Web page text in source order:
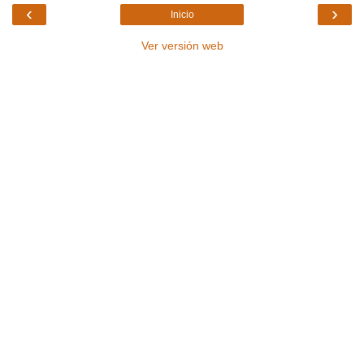
‹ ›
Inicio
Ver versión web